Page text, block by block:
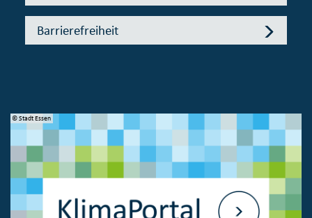
Barrierefreiheit
© Stadt Essen